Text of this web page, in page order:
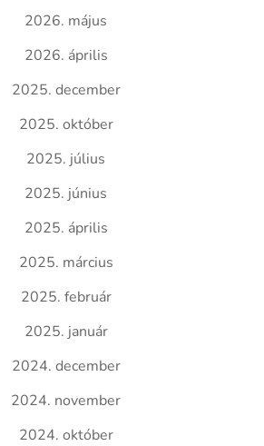
2026. május
2026. április
2025. december
2025. október
2025. július
2025. június
2025. április
2025. március
2025. február
2025. január
2024. december
2024. november
2024. október